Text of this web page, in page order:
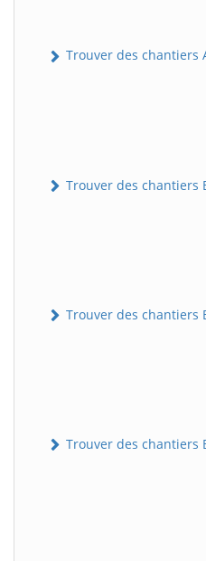
Trouver des chantiers
Trouver des chantiers
Trouver des chantiers
Trouver des chantiers